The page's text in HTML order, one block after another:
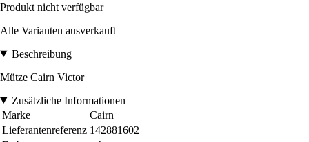
Produkt nicht verfügbar
Alle Varianten ausverkauft
Beschreibung
Mütze Cairn Victor
Zusätzliche Informationen
Marke
Cairn
Lieferantenreferenz 142881602